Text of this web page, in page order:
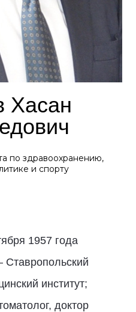
Хасан
по здравоохранению,
и спорту
1957 года
институт;
доктор